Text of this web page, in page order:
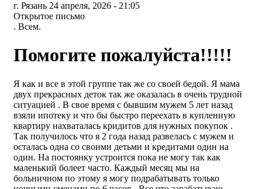
г. Рязань 24 апреля, 2026 - 21:05
Открытое письмо
. Всем.
Помогите пожалуйста!!!!!
Я как и все в этой группе так же со своей бедой. Я мама
двух прекрасных деток так же оказалась в очень трудной
ситуацией . В свое время с бывшим мужем 5 лет назад
взяли ипотеку и что бы быстро переехать в купленную
квартиру нахваталась кридитов для нужных покупок .
Так получилось что я 2 года назад развелась с мужем и
осталась одна со своими детьми и кредитами один на
один. На постоянку устроится пока не могу так как
маленький болеет часто. Каждый месяц мы на
больничном по этому я могу подрабатывать только